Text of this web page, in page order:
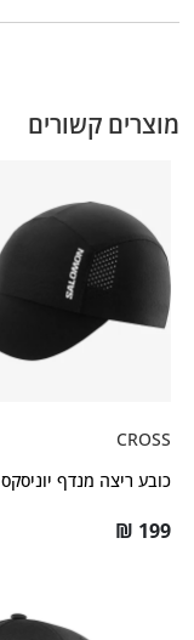
מוצרים קשורים
CROSS
כובע ריצה מנדף יוניסקס
₪ 199